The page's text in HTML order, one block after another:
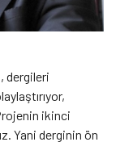
dergileri
ikinci
Yani derginin ön